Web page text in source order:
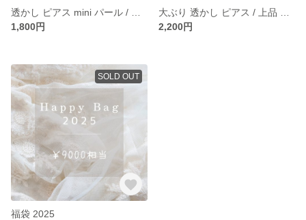
1,800円
2,200円
SOLD OUT
福袋 2025